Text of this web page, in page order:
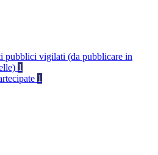
pubblici vigilati (da pubblicare in
1
1